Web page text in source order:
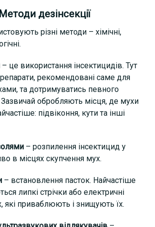
Методи дезінсекції
різні методи – хімічні,
– це використання інсектицидів. Тут
рекомендовані саме для
та дотримуватись певного
Зазвичай обробляють місця, де мухи
підвіконня, кути та інші
– розпилення інсектицид у
в місцях скупчення мух.
– встановлення пасток. Найчастіше
липкі стрічки або електричні
які приваблюють і знищують їх.